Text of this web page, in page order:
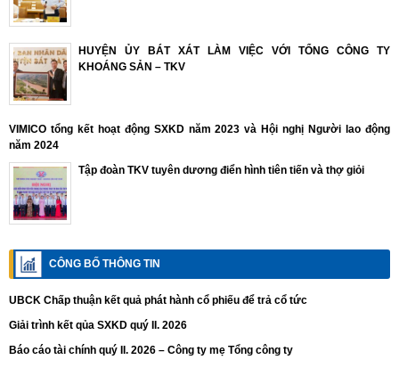
HUYỆN ỦY BÁT XÁT LÀM VIỆC VỚI TỔNG CÔNG TY
KHOÁNG SẢN – TKV
VIMICO tổng kết hoạt động SXKD năm 2023 và Hội nghị Người lao động
năm 2024
Tập đoàn TKV tuyên dương điển hình tiên tiến và thợ giỏi
CÔNG BỐ THÔNG TIN
UBCK Chấp thuận kết quả phát hành cổ phiếu để trả cổ tức
Giải trình kết qủa SXKD quý II. 2026
Báo cáo tài chính quý II. 2026 – Công ty mẹ Tổng công ty